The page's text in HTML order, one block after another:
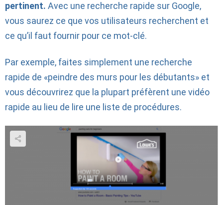
pertinent. Avec une recherche rapide sur Google,
vous saurez ce que vos utilisateurs recherchent et
ce qu’il faut fournir pour ce mot-clé.
Par exemple, faites simplement une recherche
rapide de «peindre des murs pour les débutants» et
vous découvrirez que la plupart préfèrent une vidéo
rapide au lieu de lire une liste de procédures.